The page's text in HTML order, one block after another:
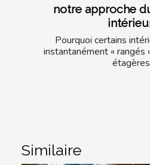
notre approche
Pourquoi certains
instantanément « rangés
Similaire